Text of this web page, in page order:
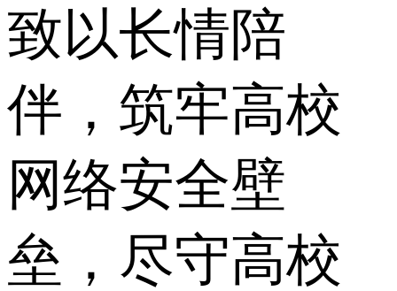
致以长情陪
伴，筑牢高校
网络安全壁
垒，尽守高校